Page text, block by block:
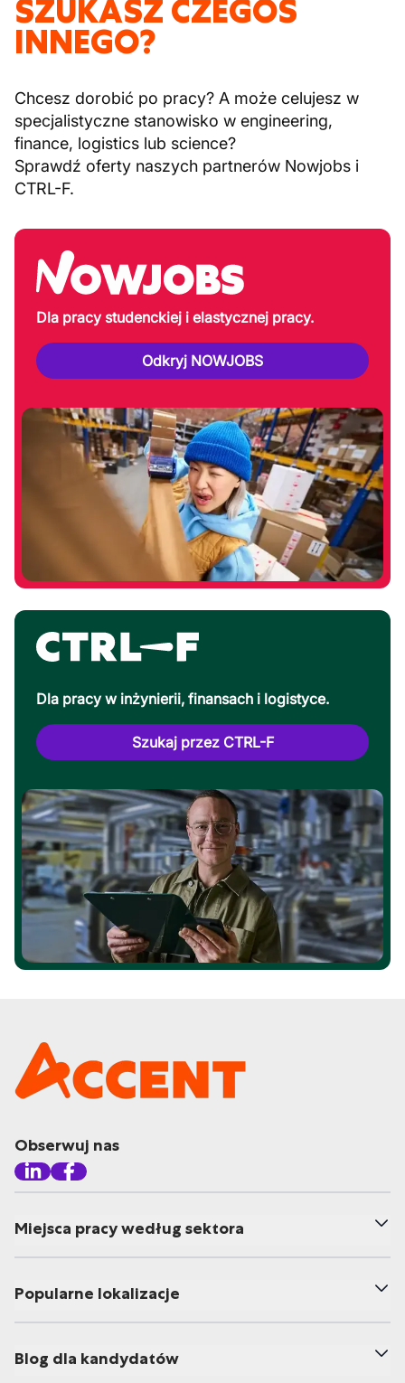
SZUKASZ CZEGOŚ
INNEGO?
Chcesz dorobić po pracy? A może celujesz w
specjalistyczne stanowisko w engineering,
finance, logistics lub science?
Sprawdź oferty naszych partnerów Nowjobs i
CTRL-F.
Dla pracy studenckiej i elastycznej pracy.
Odkryj NOWJOBS
Dla pracy w inżynierii, finansach i logistyce.
Szukaj przez CTRL-F
Obserwuj nas
Miejsca pracy według sektora
Popularne lokalizacje
Blog dla kandydatów